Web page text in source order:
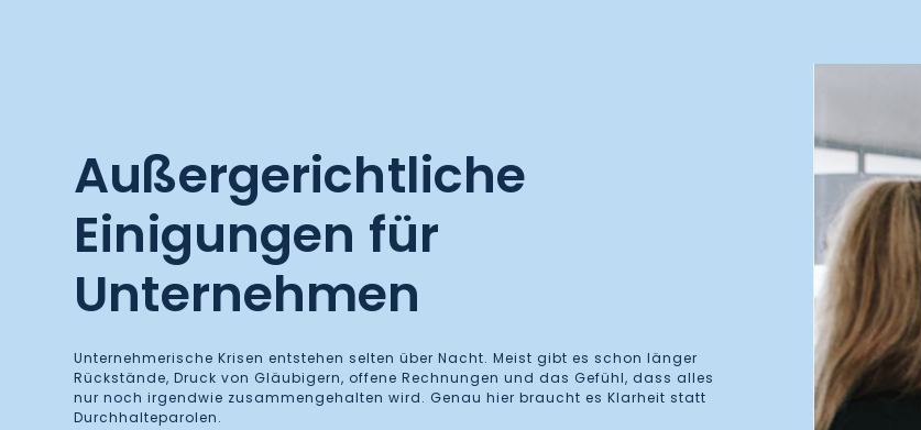
Außergerichtliche
Einigungen für
Unternehmen
Unternehmerische Krisen entstehen selten über Nacht. Meist gibt es schon länger
Rückstände, Druck von Gläubigern, offene Rechnungen und das Gefühl, dass alles
nur noch irgendwie zusammengehalten wird. Genau hier braucht es Klarheit statt
Durchhalteparolen.